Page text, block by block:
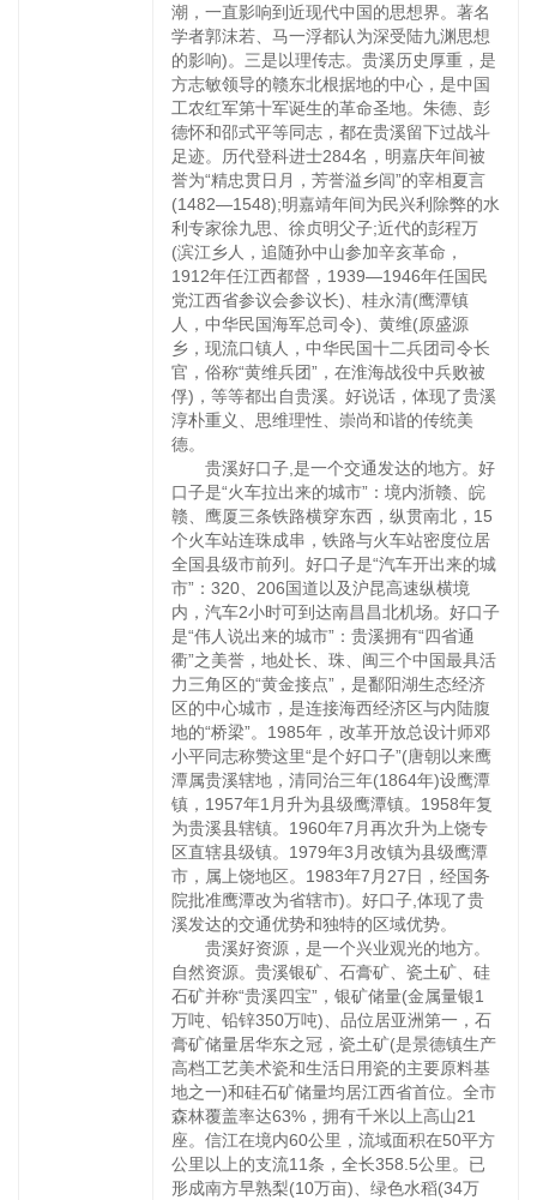
潮，一直影响到近现代中国的思想界。著名
学者郭沫若、马一浮都认为深受陆九渊思想
的影响)。三是以理传志。贵溪历史厚重，是
方志敏领导的赣东北根据地的中心，是中国
工农红军第十军诞生的革命圣地。朱德、彭
德怀和邵式平等同志，都在贵溪留下过战斗
足迹。历代登科进士284名，明嘉庆年间被
誉为“精忠贯日月，芳誉溢乡闾”的宰相夏言
(1482—1548);明嘉靖年间为民兴利除弊的水
利专家徐九思、徐贞明父子;近代的彭程万
(滨江乡人，追随孙中山参加辛亥革命，
1912年任江西都督，1939—1946年任国民
党江西省参议会参议长)、桂永清(鹰潭镇
人，中华民国海军总司令)、黄维(原盛源
乡，现流口镇人，中华民国十二兵团司令长
官，俗称“黄维兵团”，在淮海战役中兵败被
俘)，等等都出自贵溪。好说话，体现了贵溪
淳朴重义、思维理性、崇尚和谐的传统美
德。
贵溪好口子,是一个交通发达的地方。好
口子是“火车拉出来的城市”：境内浙赣、皖
赣、鹰厦三条铁路横穿东西，纵贯南北，15
个火车站连珠成串，铁路与火车站密度位居
全国县级市前列。好口子是“汽车开出来的城
市”：320、206国道以及沪昆高速纵横境
内，汽车2小时可到达南昌昌北机场。好口子
是“伟人说出来的城市”：贵溪拥有“四省通
衢”之美誉，地处长、珠、闽三个中国最具活
力三角区的“黄金接点”，是鄱阳湖生态经济
区的中心城市，是连接海西经济区与内陆腹
地的“桥梁”。1985年，改革开放总设计师邓
小平同志称赞这里“是个好口子”(唐朝以来鹰
潭属贵溪辖地，清同治三年(1864年)设鹰潭
镇，1957年1月升为县级鹰潭镇。1958年复
为贵溪县辖镇。1960年7月再次升为上饶专
区直辖县级镇。1979年3月改镇为县级鹰潭
市，属上饶地区。1983年7月27日，经国务
院批准鹰潭改为省辖市)。好口子,体现了贵
溪发达的交通优势和独特的区域优势。
贵溪好资源，是一个兴业观光的地方。
自然资源。贵溪银矿、石膏矿、瓷土矿、硅
石矿并称“贵溪四宝”，银矿储量(金属量银1
万吨、铅锌350万吨)、品位居亚洲第一，石
膏矿储量居华东之冠，瓷土矿(是景德镇生产
高档工艺美术瓷和生活日用瓷的主要原料基
地之一)和硅石矿储量均居江西省首位。全市
森林覆盖率达63%，拥有千米以上高山21
座。信江在境内60公里，流域面积在50平方
公里以上的支流11条，全长358.5公里。已
形成南方早熟梨(10万亩)、绿色水稻(34万